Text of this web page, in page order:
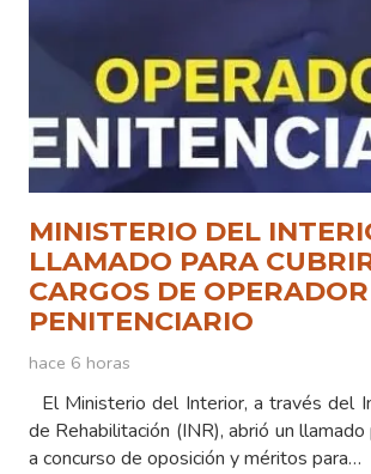
MINISTERIO DEL
LLAMADO PARA
CARGOS DE OPERADOR
PENITENCIARIO
hace 6 horas
El Ministerio del Interior, a través del
de Rehabilitación (INR), abrió un
a concurso de oposición y méritos para…